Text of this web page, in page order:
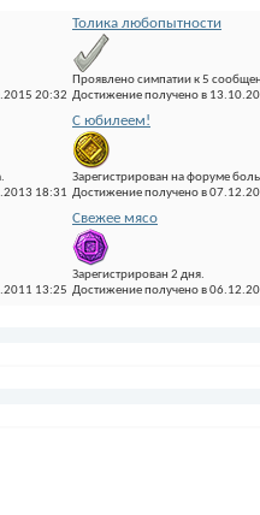
20:32
Толика любопытности
Проявлено симпатии к 5
Достижение получено в
18:31
С юбилеем!
Зарегистрирован на форуме
Достижение получено в
13:25
Свежее мясо
Зарегистрирован 2 дня.
Достижение получено в